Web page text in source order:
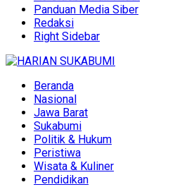
Panduan Media Siber
Redaksi
Right Sidebar
Beranda
Nasional
Jawa Barat
Sukabumi
Politik & Hukum
Peristiwa
Wisata & Kuliner
Pendidikan